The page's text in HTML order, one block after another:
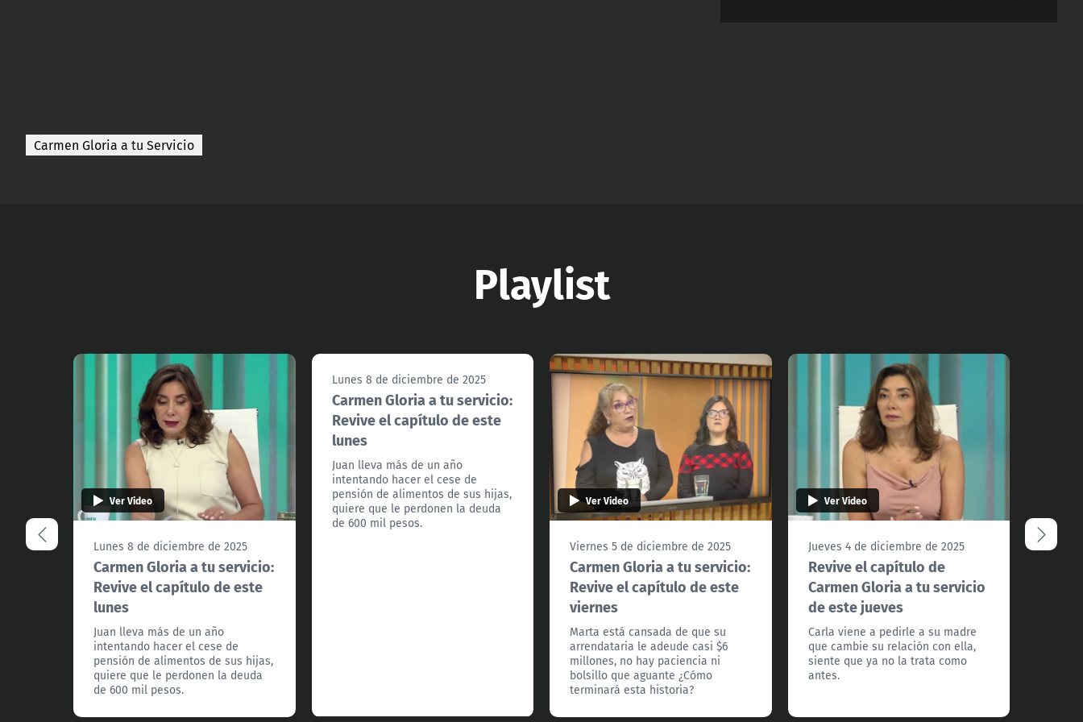
Carmen Gloria a tu Servicio
Playlist
Ver Video
Lunes 8 de diciembre de 2025
Carmen Gloria a tu servicio:
Revive el capítulo de este
lunes
Juan lleva más de un año
intentando hacer el cese de
pensión de alimentos de sus hijas,
quiere que le perdonen la deuda
de 600 mil pesos.
Lunes 8 de diciembre de 2025
Carmen Gloria a tu servicio:
Revive el capítulo de este
lunes
Juan lleva más de un año
intentando hacer el cese de
pensión de alimentos de sus hijas,
quiere que le perdonen la deuda
de 600 mil pesos.
Ver Video
Viernes 5 de diciembre de 2025
Carmen Gloria a tu servicio:
Revive el capítulo de este
viernes
Marta está cansada de que su
arrendataria le adeude casi $6
millones, no hay paciencia ni
bolsillo que aguante ¿Cómo
terminará esta historia?
Ver Video
Jueves 4 de diciembre de 2025
Revive el capítulo de
Carmen Gloria a tu servicio
de este jueves
Carla viene a pedirle a su madre
que cambie su relación con ella,
siente que ya no la trata como
antes.